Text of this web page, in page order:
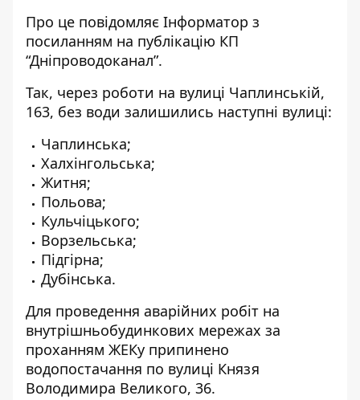
Про це повідомляє Інформатор з
посиланням на публікацію КП
“Дніпроводоканал”.
Так, через роботи на вулиці Чаплинській,
163, без води залишились наступні вулиці:
Чаплинська;
Халхінгольська;
Житня;
Польова;
Кульчіцького;
Ворзельська;
Підгірна;
Дубінська.
Для проведення аварійних робіт на
внутрішньобудинкових мережах за
проханням ЖЕКу припинено
водопостачання по вулиці Князя
Володимира Великого, 36.